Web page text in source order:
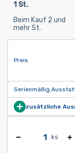
1 St.
Beim Kauf 2 und
mehr St.
Preis
Serienmäßig
zusätzliche
ks